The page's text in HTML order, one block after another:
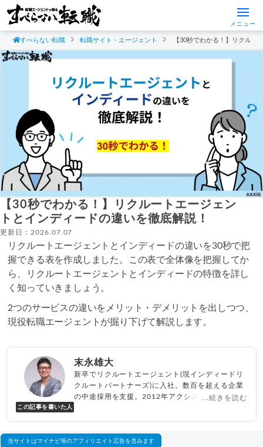
メニュー
すべらない転職 転職サイト・エージェント 【30秒でわかる！】リクルー
【30秒でわかる！】リクルートエージェン
トとインディードの違いを徹底解説！
更新日：2026.07.07
リクルートエージェントとインディードの違いを30秒で把
握できる表を作成しました。この表で全体像を把握してか
ら、リクルートエージェントとインディードの特徴を詳し
く知っていきましょう。
2つのサービスの違いをメリット・デメリットを出しつつ、
現役転職エージェントが掘り下げて解説します。
この記事を書いた人
末永雄大
新卒でリクルートエージェント(現インディードリ
クルートパートナーズ)に入社。数百を超える企業
の中途採用を支援。2012年アクシス(株)設立、代
べらない転職エージェント
...続きを読む
当サイトはマイナビ等のアフィリエイト広告を含みます